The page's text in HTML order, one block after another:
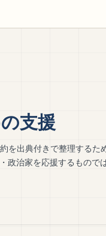
支援
を出典付きで整理するた
政治家を応援するもので